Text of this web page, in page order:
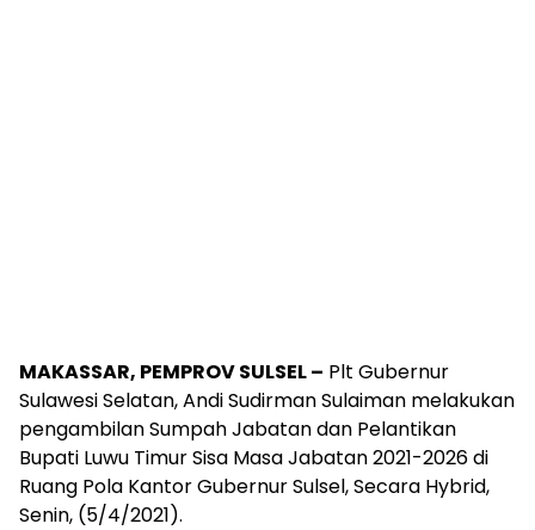
MAKASSAR, PEMPROV SULSEL – Plt Gubernur
Sulawesi Selatan, Andi Sudirman Sulaiman melakukan
pengambilan Sumpah Jabatan dan Pelantikan
Bupati Luwu Timur Sisa Masa Jabatan 2021-2026 di
Ruang Pola Kantor Gubernur Sulsel, Secara Hybrid,
Senin, (5/4/2021).